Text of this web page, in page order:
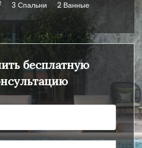
3 Спальни 2 Ванные
бесплатную